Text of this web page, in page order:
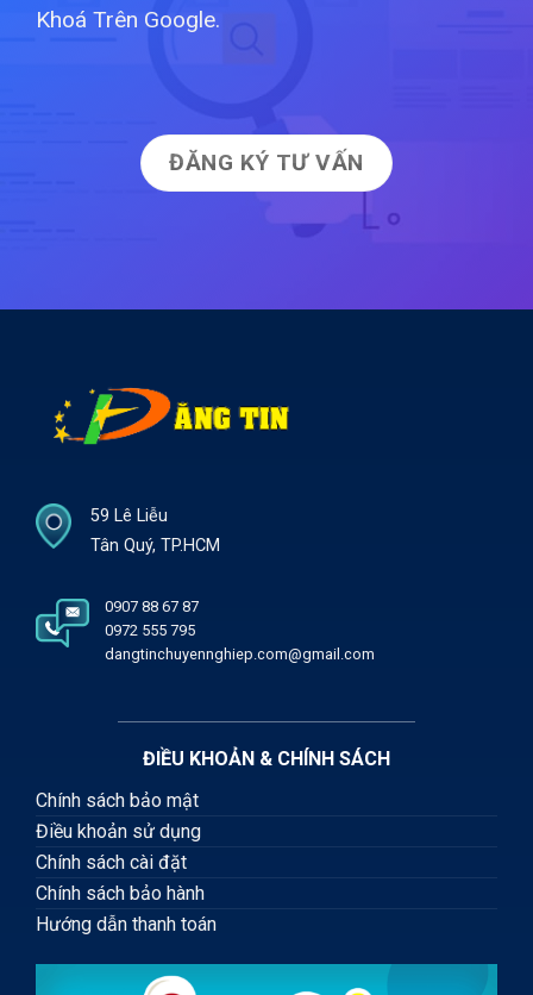
Khoá Trên Google.
ĐĂNG KÝ TƯ VẤN
59 Lê Liễu
Tân Quý, TP.HCM
0907 88 67 87
0972 555 795
dangtinchuyennghiep.com@gmail.com
ĐIỀU KHOẢN & CHÍNH SÁCH
Chính sách bảo mật
Điều khoản sử dụng
Chính sách cài đặt
Chính sách bảo hành
Hướng dẫn thanh toán